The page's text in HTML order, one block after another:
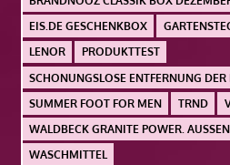
EIS.DE GESCHENKBOX
LENOR
PRODUKTTEST
SCHONUNGSLOSE ENTFERNUNG
SUMMER FOOT FOR MEN
TRND
WALDBECK GRANITE POWER.
WASCHMITTEL